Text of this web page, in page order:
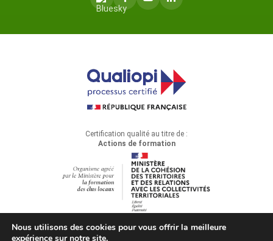
Certification qualité au titre de :
Actions de formation
Nous utilisons des cookies pour vous offrir la meilleure
expérience sur notre site.